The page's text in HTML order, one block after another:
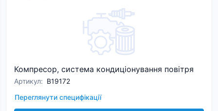
Компресор, система кондиціонування повітря
Артикул: B19172
Переглянути специфікації